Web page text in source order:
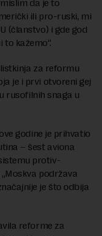
da je to
ili pro-ruski, mi
(članstvo) i gde god
kažemo“.
za reformu
je i prvi otvoreni gej
rusofilnih snaga u
godine je prihvatio
– šest aviona
protiv-
podržava
je što odbija
reforme za